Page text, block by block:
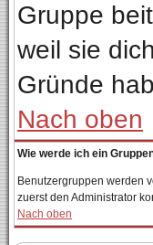
Gruppe
weil sie
Gründe
Nach oben
Wie werde ich ein
Benutzergruppen werden
zuerst den Administrator
Nach oben